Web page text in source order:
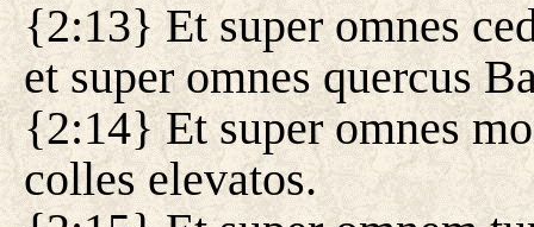
{2:13} Et super omnes
et super omnes quercus
{2:14} Et super omnes
colles elevatos.